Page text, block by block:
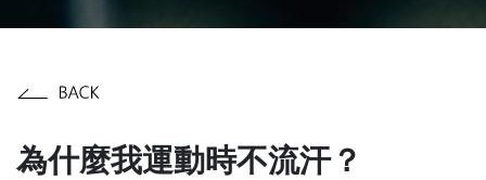
為什麼我運動時不流汗？